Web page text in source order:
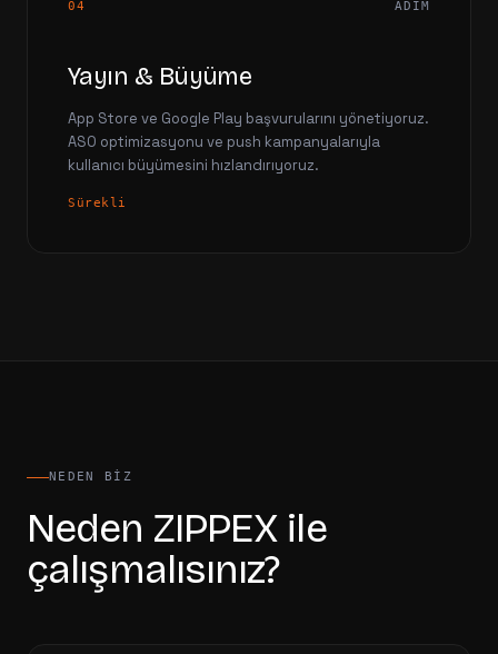
04 ADIM
Yayın & Büyüme
App Store ve Google Play başvurularını yönetiyoruz.
ASO optimizasyonu ve push kampanyalarıyla
kullanıcı büyümesini hızlandırıyoruz.
Sürekli
NEDEN BIZ
Neden ZIPPEX ile
çalışmalısınız?